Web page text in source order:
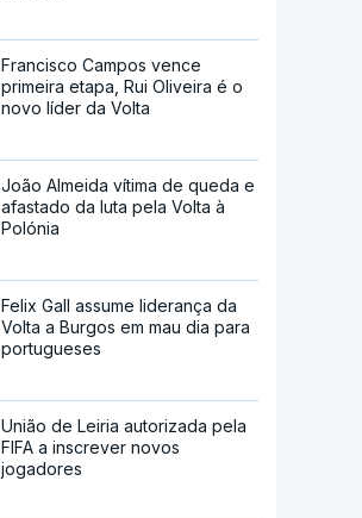
Francisco Campos vence
primeira etapa, Rui Oliveira é o
novo líder da Volta
João Almeida vítima de queda e
afastado da luta pela Volta à
Polónia
Felix Gall assume liderança da
Volta a Burgos em mau dia para
portugueses
União de Leiria autorizada pela
FIFA a inscrever novos
jogadores